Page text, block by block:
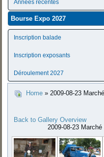
Années récentes
Bourse Expo 2027
Inscription balade
Inscription exposants
Déroulement 2027
Home » 2009-08-23
Back to Gallery Overview
2009-08-23